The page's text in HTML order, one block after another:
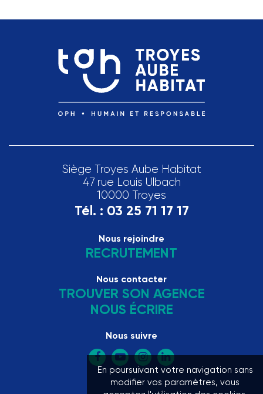
Siège Troyes Aube Habitat
47 rue Louis Ulbach
10000 Troyes
Tél. : 03 25 71 17 17
Nous rejoindre
RECRUTEMENT
Nous contacter
TROUVER SON AGENCE
NOUS ÉCRIRE
Nous suivre
En poursuivant votre navigation sans
modifier vos paramètres, vous